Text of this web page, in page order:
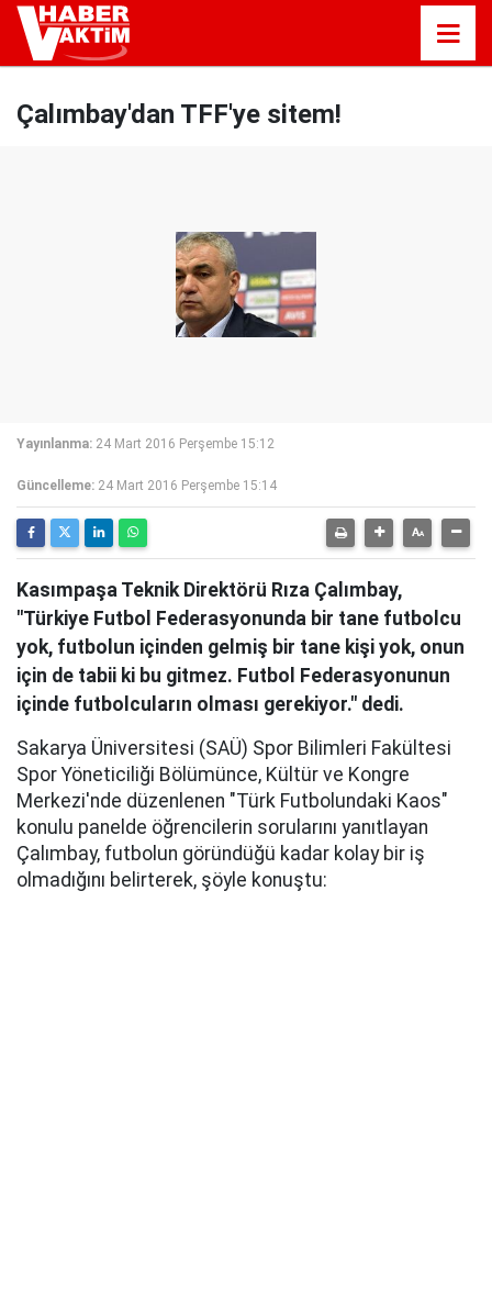
Çalımbay'dan TFF'ye sitem!
Yayınlanma: 24 Mart 2016 Perşembe 15:12
Güncelleme: 24 Mart 2016 Perşembe 15:14
Kasımpaşa Teknik Direktörü Rıza Çalımbay,
"Türkiye Futbol Federasyonunda bir tane futbolcu
yok, futbolun içinden gelmiş bir tane kişi yok, onun
için de tabii ki bu gitmez. Futbol Federasyonunun
içinde futbolcuların olması gerekiyor." dedi.
Sakarya Üniversitesi (SAÜ) Spor Bilimleri Fakültesi
Spor Yöneticiliği Bölümünce, Kültür ve Kongre
Merkezi'nde düzenlenen "Türk Futbolundaki Kaos"
konulu panelde öğrencilerin sorularını yanıtlayan
Çalımbay, futbolun göründüğü kadar kolay bir iş
olmadığını belirterek, şöyle konuştu: